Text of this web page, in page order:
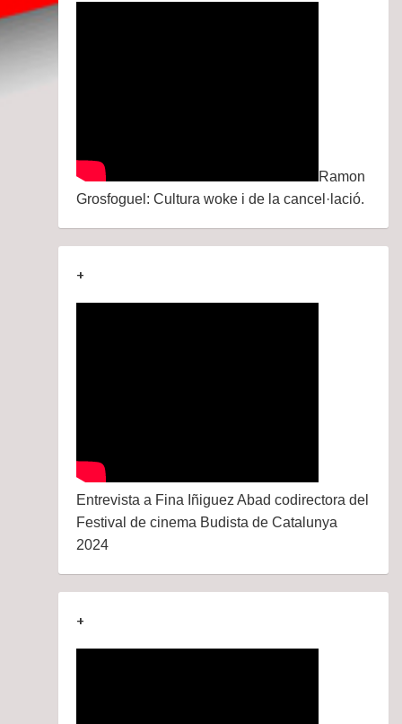
Ramon
Grosfoguel: Cultura woke i de la cancel·lació.
+
Entrevista a Fina Iñiguez Abad codirectora del
Festival de cinema Budista de Catalunya
2024
+